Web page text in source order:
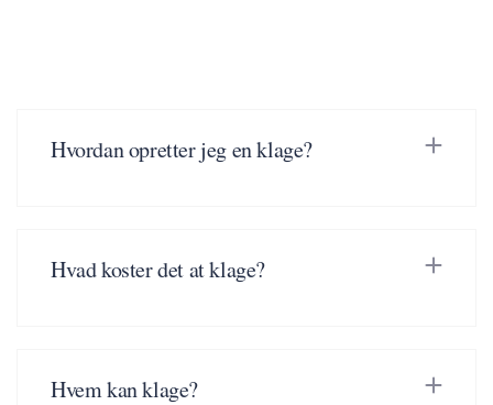
Hvordan opretter jeg en klage?
Hvad koster det at klage?
Hvem kan klage?